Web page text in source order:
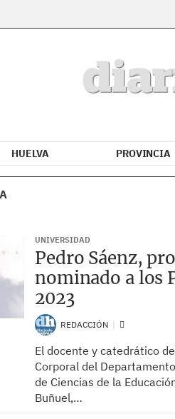
HUELVA PROVINCIA
UNIVERSIDAD
Pedro Sáenz,
nominado a los
2023
REDACCIÓN
El docente y catedrático
Corporal del
de Ciencias de la
Buñuel,…